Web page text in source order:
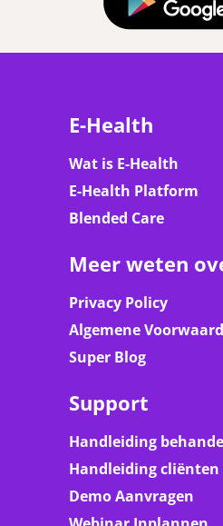
E-Health
Wat is E-Health
E-Health Platform
Blended Care
Meer weten
Privacy Policy
Algemene
Super Blog
Support
Handleiding
Handleiding cliënten
Demo Aanvragen